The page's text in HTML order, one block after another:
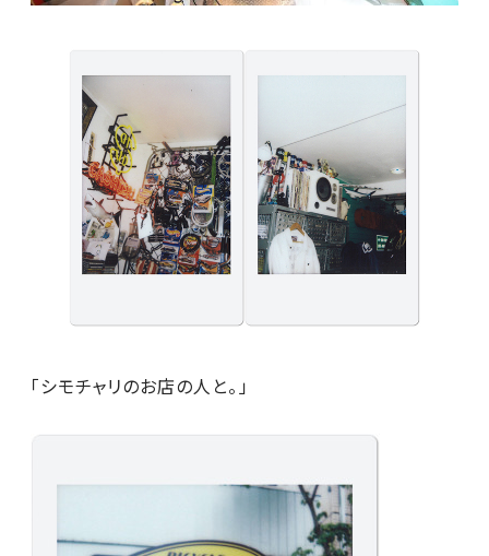
「シモチャリのお店の人と。」